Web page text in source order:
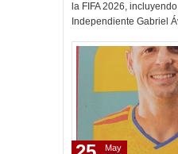
la FIFA 2026,
Independiente Gabriel
May